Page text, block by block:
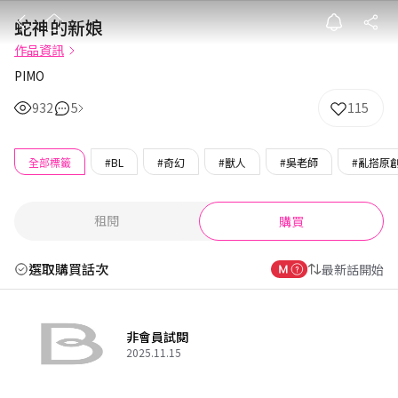
蛇神的新娘
蛇神的新娘
作品資訊
PIMO
932
5 115
全部標籤 #BL #奇幻 #獸人 #吳老師 #亂搭原
租閱 購買
選取購買話次 最新話開始
非會員試閱
2025.11.15